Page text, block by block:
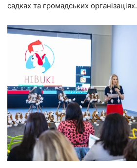
садках та громадських організаціях.